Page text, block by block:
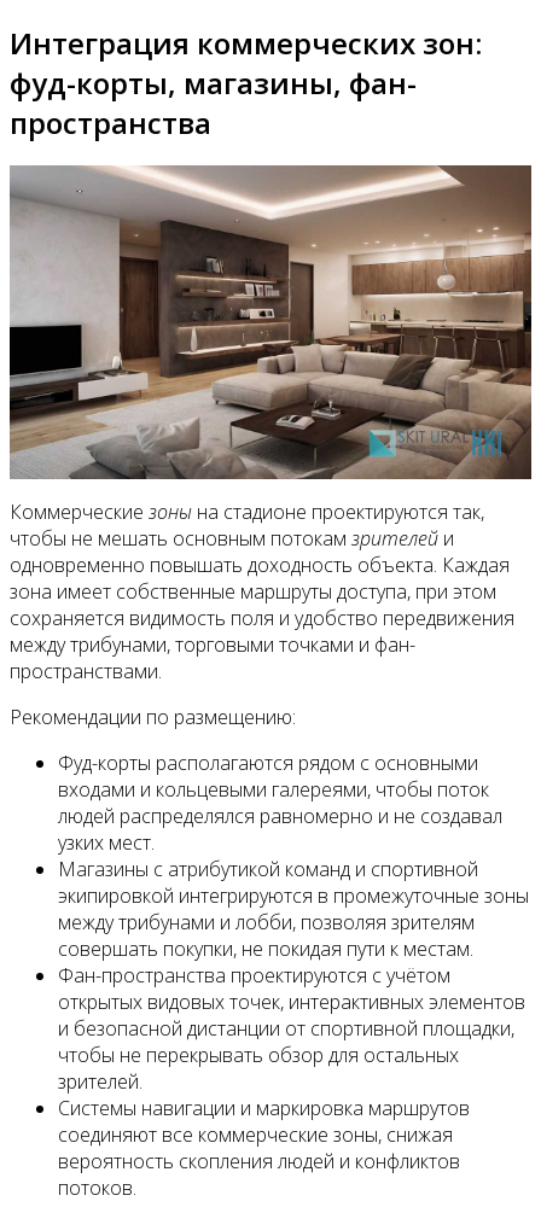
Интеграция коммерческих зон:
фуд-корты, магазины, фан-
пространства
Коммерческие зоны на стадионе проектируются так,
чтобы не мешать основным потокам зрителей и
одновременно повышать доходность объекта. Каждая
зона имеет собственные маршруты доступа, при этом
сохраняется видимость поля и удобство передвижения
между трибунами, торговыми точками и фан-
пространствами.
Рекомендации по размещению:
Фуд-корты располагаются рядом с основными
входами и кольцевыми галереями, чтобы поток
людей распределялся равномерно и не создавал
узких мест.
Магазины с атрибутикой команд и спортивной
экипировкой интегрируются в промежуточные зоны
между трибунами и лобби, позволяя зрителям
совершать покупки, не покидая пути к местам.
Фан-пространства проектируются с учётом
открытых видовых точек, интерактивных элементов
и безопасной дистанции от спортивной площадки,
чтобы не перекрывать обзор для остальных
зрителей.
Системы навигации и маркировка маршрутов
соединяют все коммерческие зоны, снижая
вероятность скопления людей и конфликтов
потоков.